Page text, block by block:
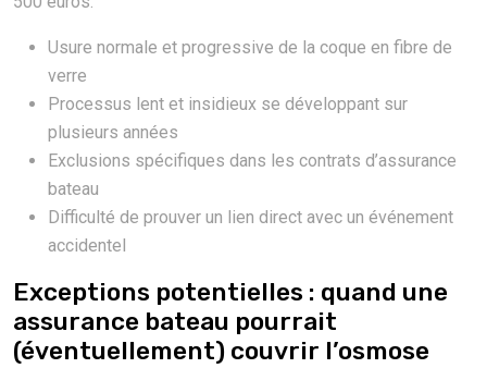
Usure normale et progressive de la coque en fibre de
verre
Processus lent et insidieux se développant sur
plusieurs années
Exclusions spécifiques dans les contrats d’assurance
bateau
Difficulté de prouver un lien direct avec un événement
accidentel
Exceptions potentielles : quand une
assurance bateau pourrait
(éventuellement) couvrir l’osmose